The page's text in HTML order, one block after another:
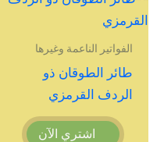
الفواتير الناعمة وغيرها
طائر الطوقان ذو
الردف القرمزي
اشتري الآن